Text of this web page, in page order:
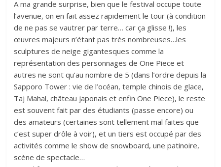
A ma grande surprise, bien que le festival occupe toute
l’avenue, on en fait assez rapidement le tour (à condition
de ne pas se vautrer par terre… car ça glisse !), les
œuvres majeurs n’étant pas très nombreuses…les
sculptures de neige gigantesques comme la
représentation des personnages de One Piece et
autres ne sont qu’au nombre de 5 (dans l’ordre depuis la
Sapporo Tower : vie de l’océan, temple chinois de glace,
Taj Mahal, château japonais et enfin One Piece), le reste
est souvent fait par des étudiants (passe encore) ou
des amateurs (certaines sont tellement mal faites que
c’est super drôle à voir), et un tiers est occupé par des
activités comme le show de snowboard, une patinoire,
scène de spectacle…